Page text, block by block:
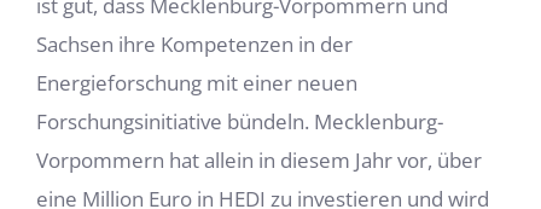
ist gut, dass Mecklenburg-Vorpommern und
Sachsen ihre Kompetenzen in der
Energieforschung mit einer neuen
Forschungsinitiative bündeln. Mecklenburg-
Vorpommern hat allein in diesem Jahr vor, über
eine Million Euro in HEDI zu investieren und wird